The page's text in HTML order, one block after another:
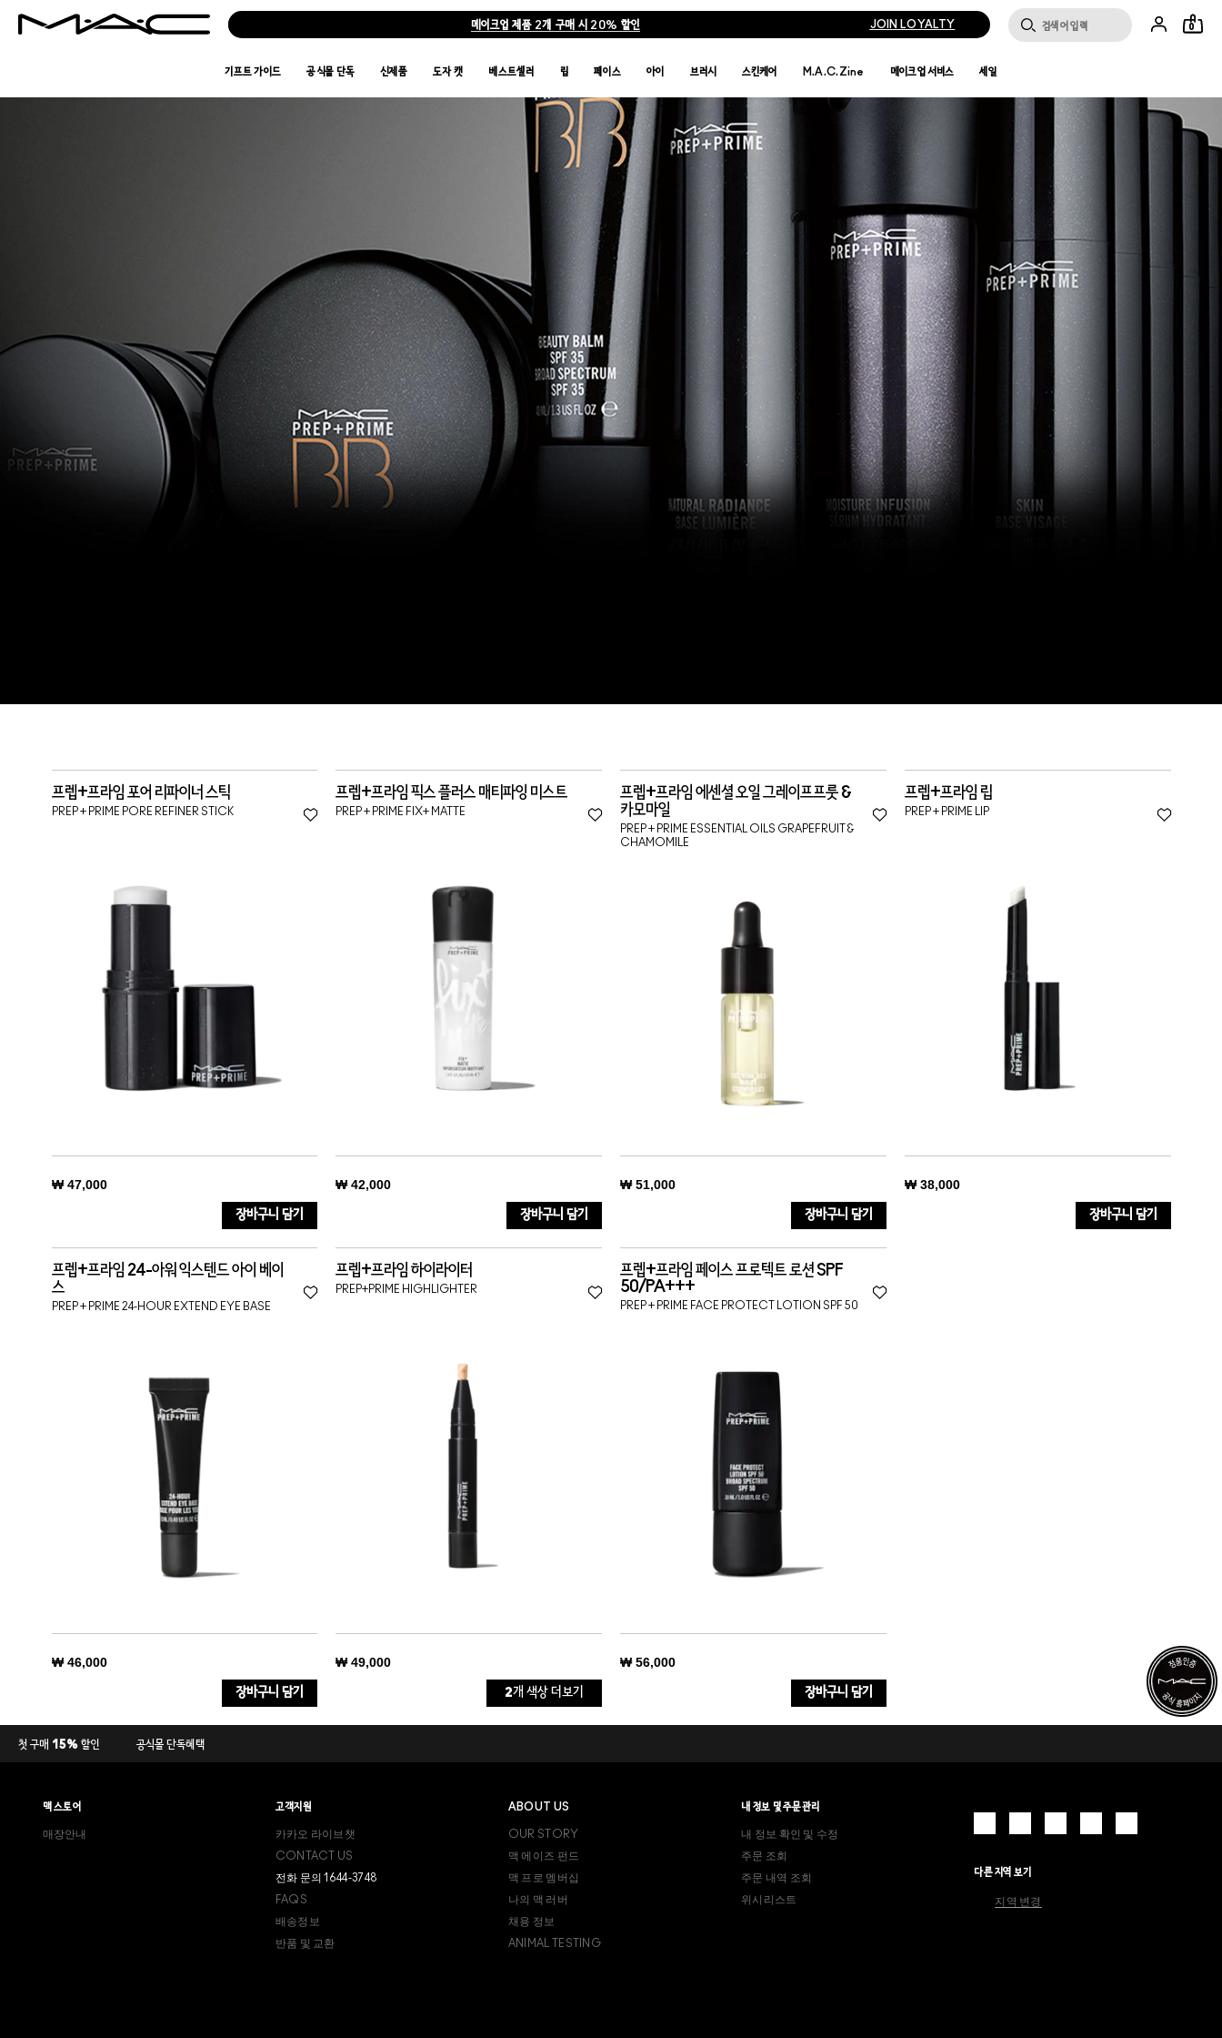
메이크업 제품 2개 구매 시 20% 할인 JOIN LOYALTY 0
기프트 가이드 공식몰 단독 신제품 도자 캣 베스트셀러 립 페이스 아이 브러시 스킨케어 M.A.C.Zine 메이크업 서비스 세일
프렙+프라임 포어 리파이너 스틱
PREP + PRIME PORE REFINER STICK
₩ 47,000
장바구니 담기
프렙+프라임 픽스 플러스 매티파잉 미스트
PREP + PRIME FIX+ MATTE
₩ 42,000
장바구니 담기
프렙+프라임 에센셜 오일 그레이프프룻 &
카모마일
PREP + PRIME ESSENTIAL OILS GRAPEFRUIT &
CHAMOMILE
₩ 51,000
장바구니 담기
프렙+프라임 립
PREP + PRIME LIP
₩ 38,000
장바구니 담기
프렙+프라임 24-아워 익스텐드 아이 베이
스
PREP + PRIME 24-HOUR EXTEND EYE BASE
₩ 46,000
장바구니 담기
프렙+프라임 하이라이터
PREP+PRIME HIGHLIGHTER
₩ 49,000
2개 색상 더보기
레디언트 로즈(핑크)
브라이트 포캐스트(피치)
프렙+프라임 페이스 프로텍트 로션 SPF
50/PA+++
PREP + PRIME FACE PROTECT LOTION SPF 50
₩ 56,000
장바구니 담기
첫 구매 15% 할인 공식몰 단독혜택
맥 스토어
매장안내
고객지원
카카오 라이브챗
CONTACT US
전화 문의 1644-3748
FAQS
배송정보
반품 및 교환
ABOUT US
OUR STORY
맥 에이즈 펀드
맥 프로 멤버십
나의 맥 러버
채용 정보
ANIMAL TESTING
내 정보 및 주문관리
내 정보 확인 및 수정
주문 조회
주문 내역 조회
위시리스트
다른 지역 보기
지역 변경